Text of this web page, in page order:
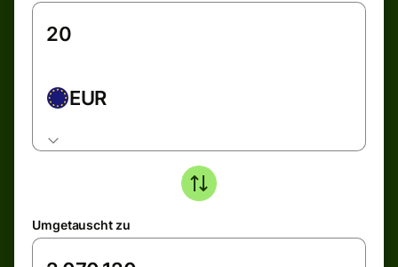
EUR
Umgetauscht zu